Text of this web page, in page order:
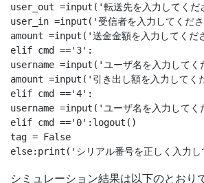
user_out =input('転送先を入力してくだ
user_in =input('受信者を入力してくだ
amount =input('送金金額を入力して
elif cmd =='3':
username =input('ユーザ名を入力してく
amount =input('引き出し額を入力して
elif cmd =='4':
username =input('ユーザ名を入力して
elif cmd =='0':logout()
tag = False
シミュレーション結果は以下のとおり